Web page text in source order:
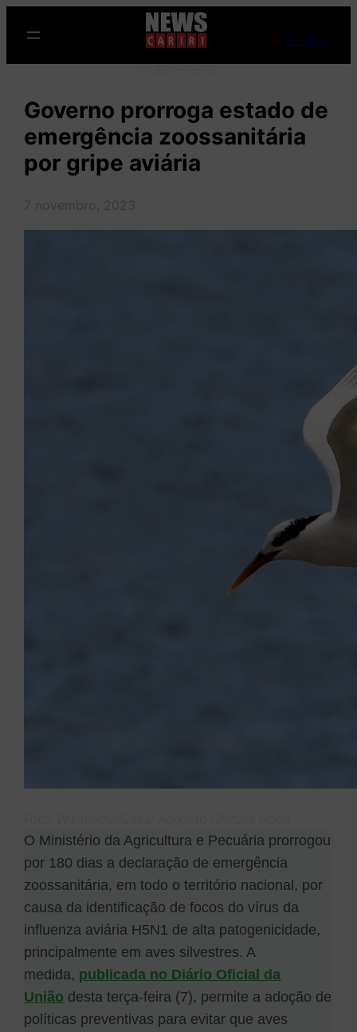
para
o
Ao Vivo
Governo prorroga estado de
emergência zoossanitária
por gripe aviária
7 novembro, 2023
O Ministério da Agricultura e Pecuária prorrogou
por 180 dias a declaração de emergência
zoossanitária, em todo o território nacional, por
causa da identificação de focos do vírus da
influenza aviária H5N1 de alta patogenicidade,
principalmente em aves silvestres. A
medida, publicada no Diário Oficial da
União desta terça-feira (7), permite a adoção de
políticas preventivas para evitar que aves